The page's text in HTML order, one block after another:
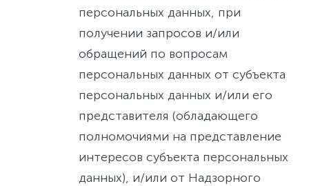
персональных данных, при
получении запросов и/или
обращений по вопросам
персональных данных от субъекта
персональных данных и/или его
представителя (обладающего
полномочиями на представление
интересов субъекта персональных
данных), и/или от Надзорного